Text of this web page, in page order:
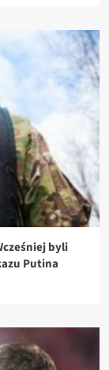
byli
Putina